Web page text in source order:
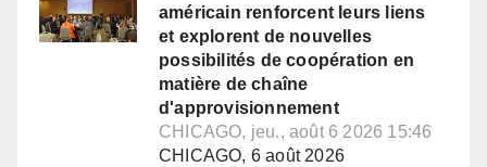
américain renforcent leurs liens
et explorent de nouvelles
possibilités de coopération en
matière de chaîne
d'approvisionnement
CHICAGO, jeu., août 6 2026 15:46
CHICAGO, 6 août 2026